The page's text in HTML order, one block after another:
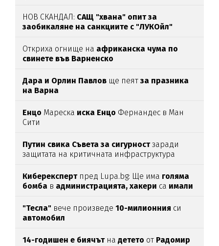
НОВ СКАНДАЛ: САЩ "хвана" опит за
заобикаляне на санкциите с "ЛУКОйл"
Откриха огнище на африканска чума по
свинете във Варненско
Дара и Орлин Павлов ще пеятза празника
на Варна
Енцо Мареска иска Енцо Фернандес в Ман
Сити
Путин свика Съвета за сигурностзаради
защитата на критичната инфраструктура
Киберексперт пред Lupa.bg: Ще има голяма
бомба в администрацията, хакери са имали
"Тесла" вече произведе10-милионния си
автомобил
14-годишен е биячът на детето от Радомир